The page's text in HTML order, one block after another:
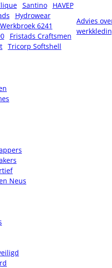
Santino
HAVEP
Hydrowear
6241
Fristads Craftsmen
Tricorp Softshell
Advies
Neus